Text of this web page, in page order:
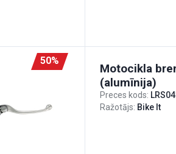
50%
Motocikla
(alumīnija)
Preces kods:
Ražotājs: Bike It